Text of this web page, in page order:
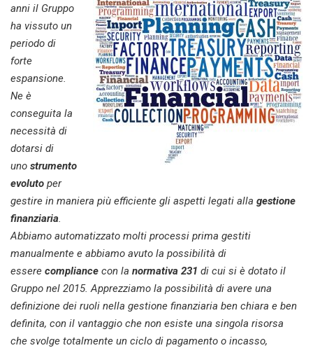
anni il Gruppo
ha vissuto un
periodo di
forte
espansione.
Ne è
conseguita la
necessità di
dotarsi di
uno strumento
evoluto per
gestire in maniera più efficiente gli aspetti legati alla gestione
finanziaria.
Abbiamo automatizzato molti processi prima gestiti
manualmente e abbiamo avuto la possibilità di
essere compliance con la normativa 231 di cui si è dotato il
Gruppo nel 2015. Apprezziamo la possibilità di avere una
definizione dei ruoli nella gestione finanziaria ben chiara e ben
definita, con il vantaggio che non esiste una singola risorsa
che svolge totalmente un ciclo di pagamento o incasso,